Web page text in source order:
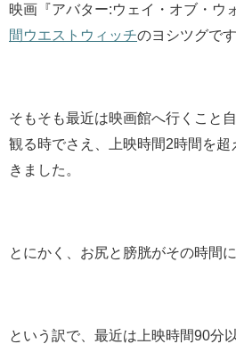
映画『アバター:ウェイ・オブ・ウ
間ウエストウィッチのヨシツグです
そもそも最近は映画館へ行くこと
観る時でさえ、上映時間2時間を
きました。
とにかく、お尻と膀胱がその時間
という訳で、最近は上映時間90分